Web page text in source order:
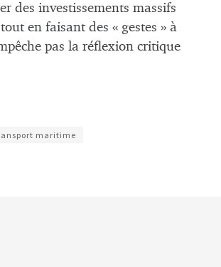
des investissements massifs
en faisant des « gestes » à
pas la réflexion critique
maritime